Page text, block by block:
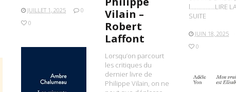
JUILLET 1, 2025
0
0
l…………….LIRE LA
SUITE
JUIN 18, 2025
0
Vilain –
Robert
Laffont
Lorsqu’on parcourt
les critiques du
dernier livre de
Philippe Vilain, on ne